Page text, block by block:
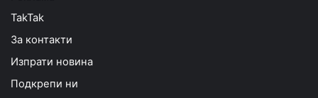
TakTak
За контакти
Изпрати новина
Подкрепи ни